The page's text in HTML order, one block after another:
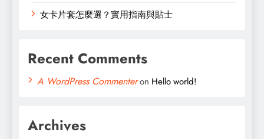
女卡片套怎麼選？實用指南與貼士
Recent Comments
A WordPress Commenteron Hello world!
Archives